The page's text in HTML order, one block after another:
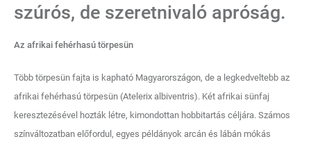
szúrós, de szeretnivaló apróság.
Az afrikai fehérhasú törpesün
Több törpesün fajta is kapható Magyarországon, de a legkedveltebb az
afrikai fehérhasú törpesün (Atelerix albiventris). Két afrikai sünfaj
keresztezésével hozták létre, kimondottan hobbitartás céljára. Számos
színváltozatban előfordul, egyes példányok arcán és lábán mókás